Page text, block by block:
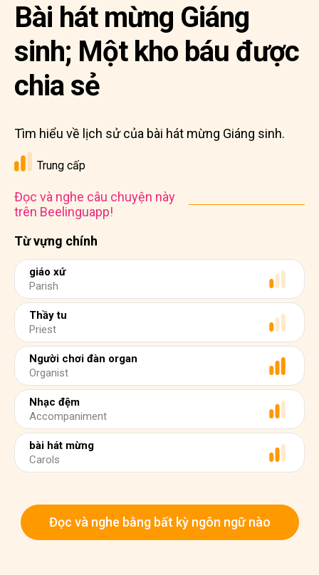
Từ vựng chính
giáo xứ
Parish
Thầy tu
Priest
Người chơi đàn organ
Organist
Nhạc đệm
Accompaniment
bài hát mừng
Carols
Bài hát mừng Giáng
sinh; Một kho báu được
chia sẻ
Tìm hiểu về lịch sử của bài hát mừng Giáng sinh.
Trung cấp
Đọc và nghe câu chuyện này
trên Beelinguapp!
Đọc và nghe bằng bất kỳ ngôn ngữ nào